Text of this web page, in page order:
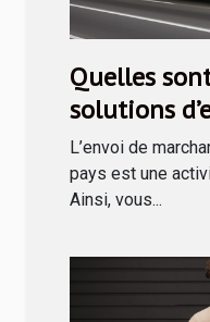
Quelles
solutions
L’envoi de
pays est une
Ainsi, vous...